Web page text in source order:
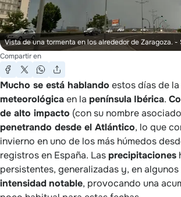
Vista de una tormenta en los alrededor de Zaragoza.-
Compartir en
Mucho se está hablando estos días de la
meteorológicaen la península Ibérica.
de alto impacto (con su nombre
penetrando desde el Atlántico, lo que
invierno en uno de los más húmedos
registros en España. Lasprecipitaciones
persistentes, generalizadas y, en
intensidadnotable, provocando una